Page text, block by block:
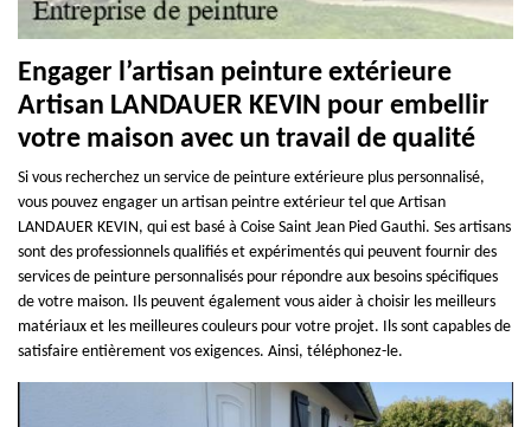
Engager l’artisan peinture extérieure
Artisan LANDAUER KEVIN pour embellir
votre maison avec un travail de qualité
Si vous recherchez un service de peinture extérieure plus personnalisé,
vous pouvez engager un artisan peintre extérieur tel que Artisan
LANDAUER KEVIN, qui est basé à Coise Saint Jean Pied Gauthi. Ses artisans
sont des professionnels qualifiés et expérimentés qui peuvent fournir des
services de peinture personnalisés pour répondre aux besoins spécifiques
de votre maison. Ils peuvent également vous aider à choisir les meilleurs
matériaux et les meilleures couleurs pour votre projet. Ils sont capables de
satisfaire entièrement vos exigences. Ainsi, téléphonez-le.